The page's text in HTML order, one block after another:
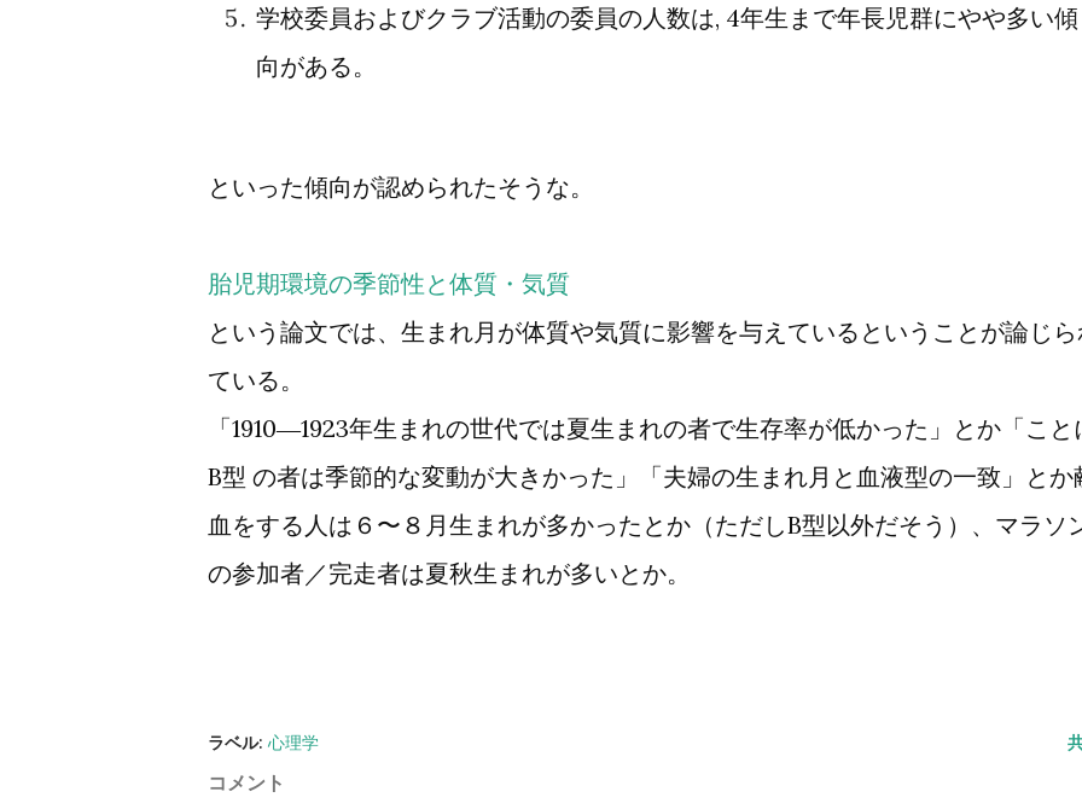
学校委員およびクラブ活動の委員の人数は, 4年生まで年長児群にやや多い傾
向がある。
といった傾向が認められたそうな。
胎児期環境の季節性と体質・気質
という論文では、生まれ月が体質や気質に影響を与えているということが論じ
ている。
「1910―1923年生まれの世代では夏生まれの者で生存率が低かった」とか「こと
B型 の者は季節的な変動が大きかった」「夫婦の生まれ月と血液型の一致」とか
血をする人は６〜８月生まれが多かったとか（ただしB型以外だそう）、マラソ
の参加者／完走者は夏秋生まれが多いとか。
ラベル: 心理学
コメント